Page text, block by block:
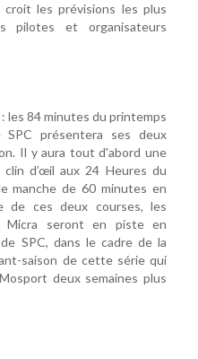
les prévisions les plus
pilotes et organisateurs
: les 84 minutes du printemps
présentera ses deux
Il y aura tout d'abord une
d’œil aux 24 Heures du
manche de 60 minutes en
de ces deux courses, les
Micra seront en piste en
SPC, dans le cadre de la
saison de cette série qui
deux semaines plus